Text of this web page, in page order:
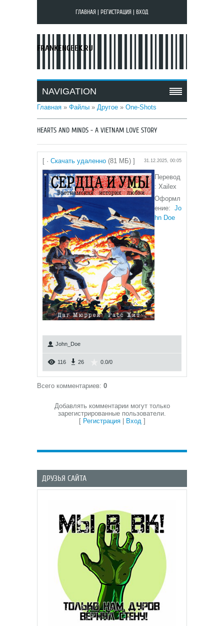
ГЛАВНАЯ РЕГИСТРАЦИЯ ВХОД
FRANKENGEEK.RU
NAVIGATION
Главная » Файлы » Другое » One-Shots
HEARTS AND MINDS - A VIETNAM LOVE STORY
[ · Скачать удаленно (81 МБ) ] 31.12.2025, 00:05
Перевод
: Xailex
Оформл
ение: Jo
hn Doe
John_Doe
116 26 0.0/0
Всего комментариев: 0
Добавлять комментарии могут только
зарегистрированные пользователи.
[ Регистрация| Вход]
ДРУЗЬЯ САЙТА